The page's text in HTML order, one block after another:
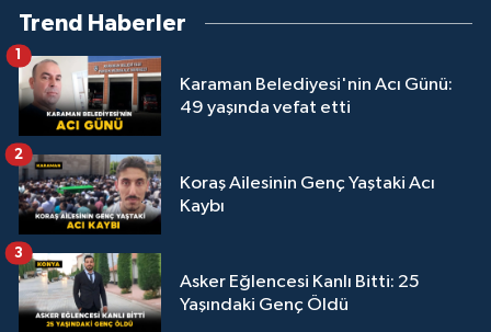
Trend Haberler
Karaman Belediyesi'nin Acı Günü:
49 yaşında vefat etti
1
Koraş Ailesinin Genç Yaştaki Acı
Kaybı
2
Asker Eğlencesi Kanlı Bitti: 25
Yaşındaki Genç Öldü
3